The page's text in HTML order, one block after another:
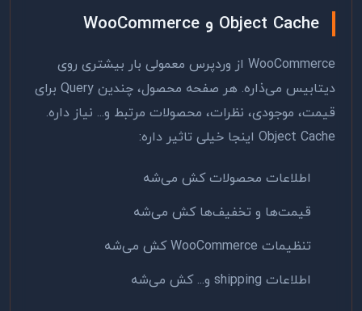
Object Cache و WooCommerce
WooCommerce از وردپرس معمولی بار بیشتری روی
دیتابیس می‌ذاره. هر صفحه محصول، چندین Query برای
قیمت، موجودی، نظرات، محصولات مرتبط و... نیاز داره.
Object Cache اینجا خیلی تاثیر داره:
اطلاعات محصولات کش می‌شه
قیمت‌ها و تخفیف‌ها کش می‌شه
تنظیمات WooCommerce کش می‌شه
اطلاعات shipping و... کش می‌شه